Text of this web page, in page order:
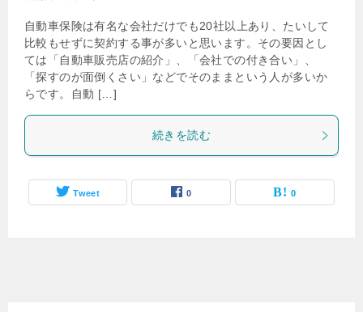
自動車保険は有名な会社だけでも20社以上あり、たいして
比較もせずに契約する事が多いと思います。その要因とし
ては「自動車販売店の紹介」、「会社での付き合い」、
「探すのが面倒くさい」などでそのままという人が多いか
らです。自動 […]
続きを読む
Tweet 0 0